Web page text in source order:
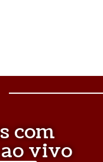
com
vivo